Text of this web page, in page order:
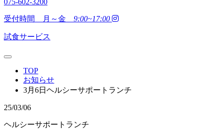
075-602-3200
受付時間 月～金 9:00~17:00
試食サービス
TOP
お知らせ
3月6日ヘルシーサポートランチ
25/03/06
ヘルシーサポートランチ